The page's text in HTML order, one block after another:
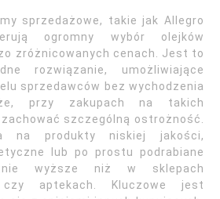
sprzedażowe, takie jak Allegro
ogromny wybór olejków
zróżnicowanych cenach. Jest to
rozwiązanie, umożliwiające
sprzedawców bez wychodzenia
przy zakupach na takich
szczególną ostrożność.
na produkty niskiej jakości,
lub po prostu podrabiane
wyższe niż w sklepach
czy aptekach. Kluczowe jest